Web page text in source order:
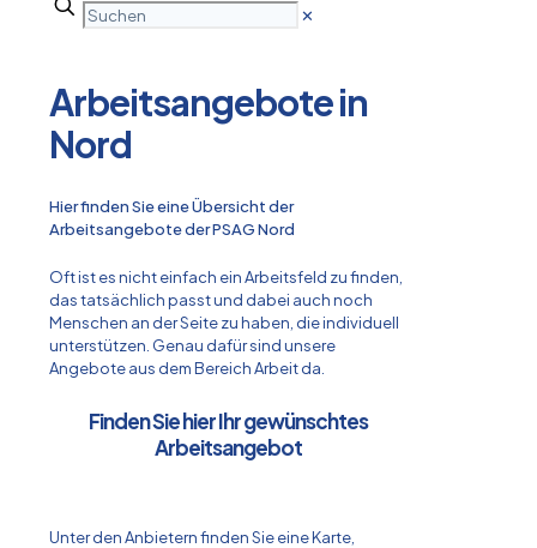
✕
Arbeitsangebote in
Nord
Hier finden Sie eine Übersicht der
Arbeitsangebote der PSAG Nord
Oft ist es nicht einfach ein Arbeitsfeld zu finden,
das tatsächlich passt und dabei auch noch
Menschen an der Seite zu haben, die individuell
unterstützen. Genau dafür sind unsere
Angebote aus dem Bereich Arbeit da.
Finden Sie hier Ihr gewünschtes
Arbeitsangebot
Unter den Anbietern finden Sie eine Karte,